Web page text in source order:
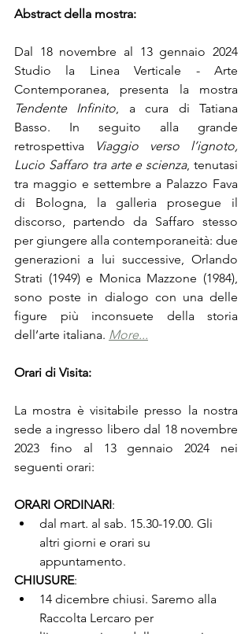
Abstract della mostra:
Dal 18 novembre al 13 gennaio 2024
Studio la Linea Verticale - Arte
Tendente Infinito, a cura di Tatiana
Basso. In seguito alla grande
retrospettiva
Viaggio verso l’ignoto,
Lucio Saffaro tra arte e scienza, tenutasi
tra maggio e settembre a Palazzo Fava
di Bologna, la galleria prosegue il
discorso, partendo da Saffaro stesso
per giungere alla contemporaneità: due
generazioni a lui successive, Orlando
Strati (1949) e Monica Mazzone (1984),
sono poste in dialogo con una delle
figure più inconsuete della storia
dell’arte italiana. More...
Orari di Visita:
La mostra è visitabile presso la nostra
sede a ingresso libero dal 18 novembre
2023 fino al 13 gennaio 2024 nei
seguenti orari:
ORARI ORDINARI:
dal mart. al sab. 15.30-19.00. Gli
altri giorni e orari su
appuntamento.
CHIUSURE:
14 dicembre chiusi. Saremo alla
Raccolta Lercaro per